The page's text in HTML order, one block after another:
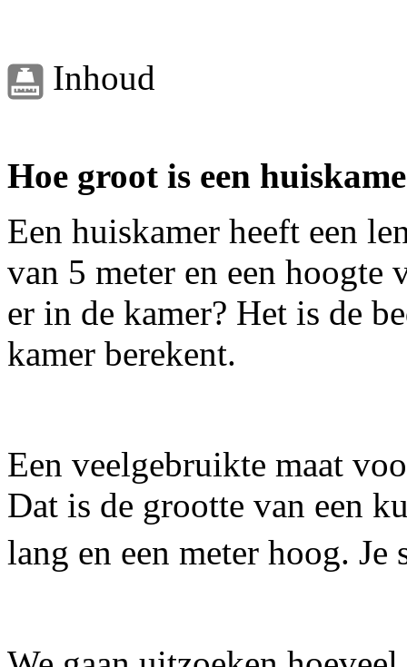
Inhoud
Hoe groot is een
Een huiskamer heeft een
van 5 meter en een hoogte
er in de kamer? Het is de
kamer berekent.
Een veelgebruikte maat
Dat is de grootte van een
lang en een meter hoog.